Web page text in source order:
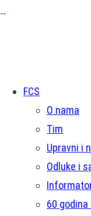
FCS
O nama
Tim
Upravni i
Odluke i
60